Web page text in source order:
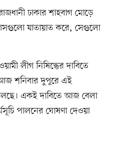
ঢাকার শাহবাগ মোড়ে
যাতায়াত করে, সেগুলো
লীগ নিষিদ্ধের দাবিতে
শনিবার দুপুরে এই
একই দাবিতে আজ বেলা
পালনের ঘোষণা দেওয়া